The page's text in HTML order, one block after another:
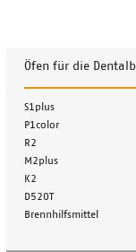
Öfen für die
Navigation
überspringen
S1plus
P1color
R2
M2plus
K2
D520T
Brennhilfsmittel